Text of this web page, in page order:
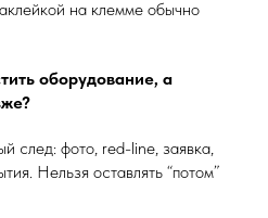
на клемме обычно
оборудование, а
след: фото, red-line, заявка,
Нельзя оставлять “потом”